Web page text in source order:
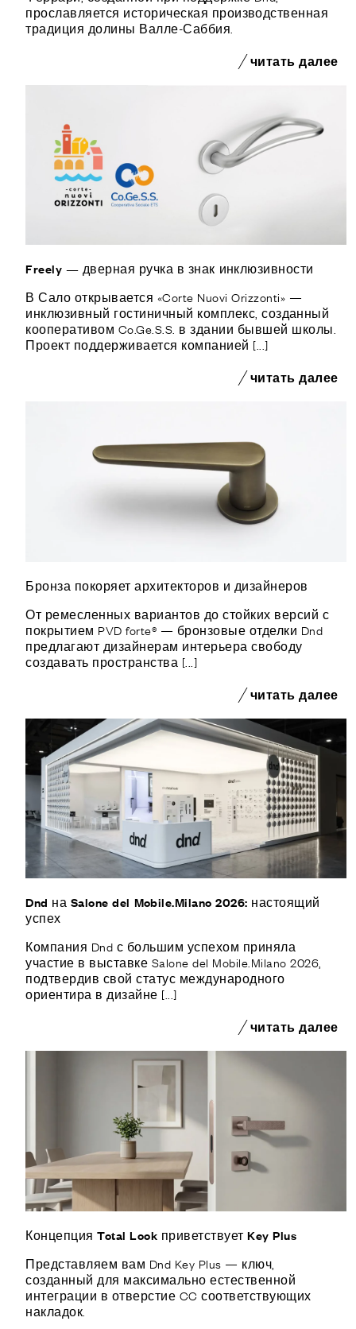
ОТДЕЛКИ
СИСТЕМЫ
КОНТАКТЫ
прославляется историческая производственная
традиция долины Валле-Саббия.
читать далее
Freely — дверная ручка в знак инклюзивности
В Сало открывается «Corte Nuovi Orizzonti» —
инклюзивный гостиничный комплекс, созданный
кооперативом Co.Ge.S.S. в здании бывшей школы.
Проект поддерживается компанией [...]
читать далее
Бронза покоряет архитекторов и дизайнеров
От ремесленных вариантов до стойких версий с
покрытием PVD forte® — бронзовые отделки Dnd
предлагают дизайнерам интерьера свободу
создавать пространства [...]
читать далее
Dnd на Salone del Mobile.Milano 2026: настоящий
успех
Компания Dnd с большим успехом приняла
участие в выставке Salone del Mobile.Milano 2026,
подтвердив свой статус международного
ориентира в дизайне [...]
читать далее
Концепция Total Look приветствует Key Plus
Представляем вам Dnd Key Plus — ключ,
созданный для максимально естественной
интеграции в отверстие CC соответствующих
накладок.